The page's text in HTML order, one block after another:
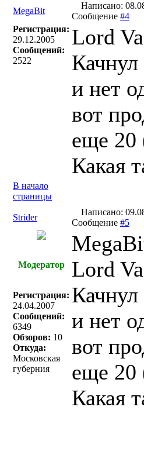
MegaBit
Написано:
Сообщение #4
Регистрация:
29.12.2005
Сообщений:
2522
Lord
и нет
вот
еще 20
Какая
В начало
страницы
Strider
Написано:
Сообщение #5
Модератор
Регистрация:
24.04.2007
Сообщений:
6349
Обзоров: 10
Откуда:
Московская
губерния
Lord
и нет
вот
еще 20
Какая